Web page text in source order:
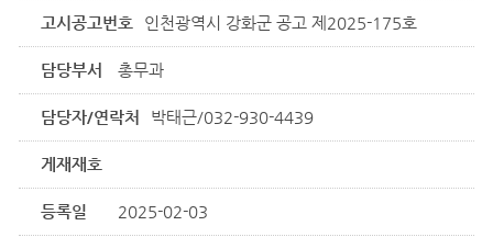
고시공고번호 인천광역시 강화군 공고 제2025-175호
담당부서 총무과
담당자/연락처 박태근/032-930-4439
게재재호
등록일 2025-02-03